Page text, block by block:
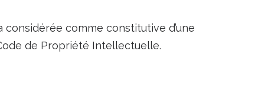
comme constitutive d’une
de Propriété Intellectuelle.